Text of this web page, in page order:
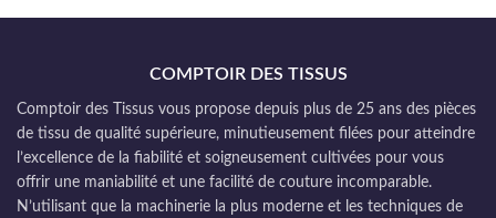
COMPTOIR DES TISSUS
Comptoir des Tissus vous propose depuis plus de 25 ans des pièces
de tissu de qualité supérieure, minutieusement filées pour atteindre
l’excellence de la fiabilité et soigneusement cultivées pour vous
offrir une maniabilité et une facilité de couture incomparable.
N’utilisant que la machinerie la plus moderne et les techniques de